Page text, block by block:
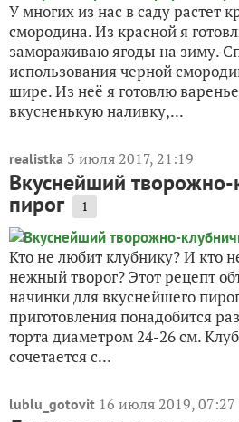
У многих из нас в саду растет
смородина. Из красной я
замораживаю ягоды на зиму.
использования черной
шире. Из неё я готовлю
вкусненькую наливку,...
realistka 3 июля 2017, 21:19
Вкуснейший
пирог 1
Кто не любит клубнику? И кто
нежный творог? Этот рецепт
начинки для вкуснейшего
приготовления понадобится
торта диаметром 24-26 см.
сочетается с...
lublu_gotovit 16 июля 2019, 07:27